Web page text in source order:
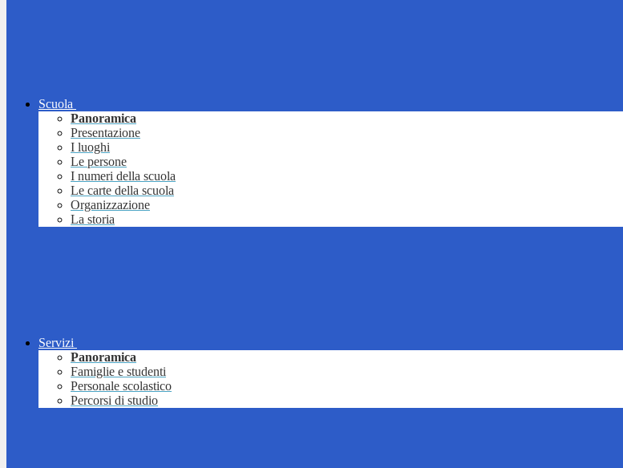
Scuola
Panoramica
Presentazione
I luoghi
Le persone
I numeri della scuola
Le carte della scuola
Organizzazione
La storia
Servizi
Panoramica
Famiglie e studenti
Personale scolastico
Percorsi di studio